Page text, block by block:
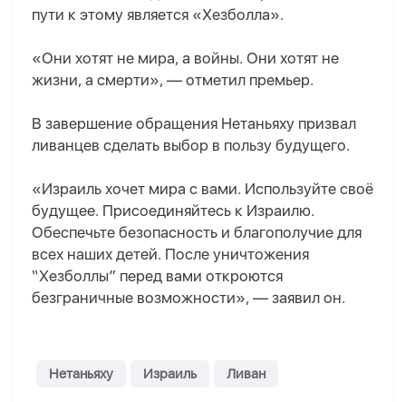
пути к этому является «Хезболла».
«Они хотят не мира, а войны. Они хотят не
жизни, а смерти», — отметил премьер.
В завершение обращения Нетаньяху призвал
ливанцев сделать выбор в пользу будущего.
«Израиль хочет мира с вами. Используйте своё
будущее. Присоединяйтесь к Израилю.
Обеспечьте безопасность и благополучие для
всех наших детей. После уничтожения
“Хезболлы” перед вами откроются
безграничные возможности», — заявил он.
Нетаньяху Израиль Ливан